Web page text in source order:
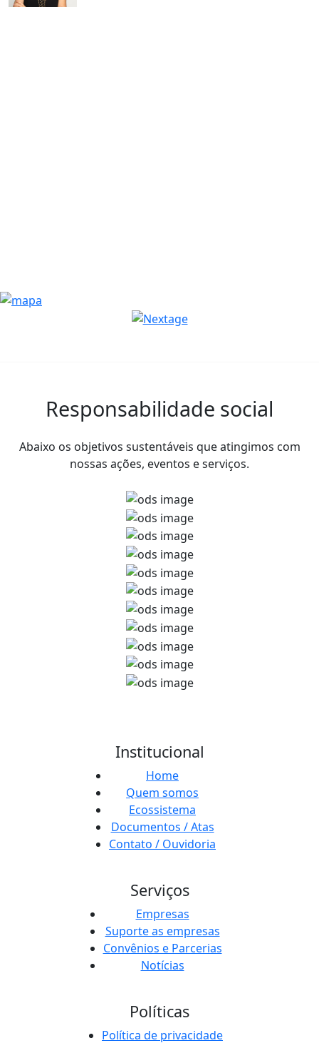
Responsabilidade social
Abaixo os objetivos sustentáveis que atingimos com
nossas ações, eventos e serviços.
Institucional
Home
Quem somos
Ecossistema
Documentos / Atas
Contato / Ouvidoria
Serviços
Empresas
Suporte as empresas
Convênios e Parcerias
Notícias
Políticas
Política de privacidade